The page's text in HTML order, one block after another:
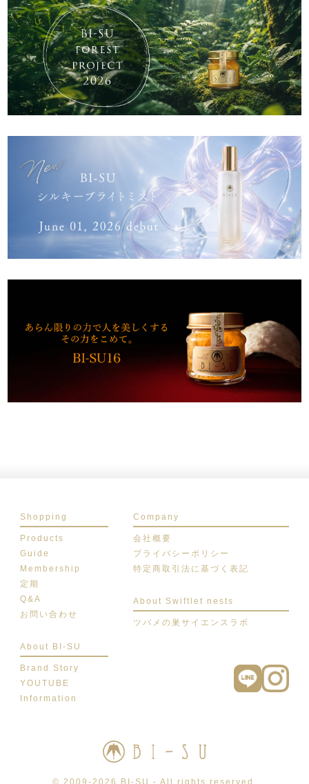
Shopping
Products
Guide
Membership
定期
Q&A
お問い合わせ
About BI-SU
Brand Story
YOUTUBE
Information
Company
会社概要
プライバシーポリシー
特定商取引法に基づく表記
About Swiftlet nests
ツバメの巣サイエンスラボ
© 2009-2026 BI-SU - All rights reserved.